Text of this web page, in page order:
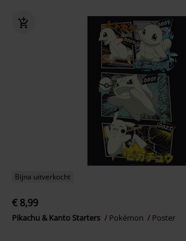
Bijna uitverkocht
€ 8,99
Pikachu & Kanto Starters Pokémon Poster